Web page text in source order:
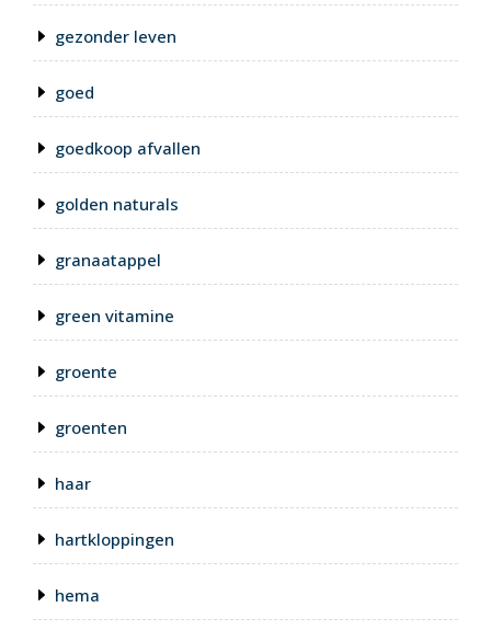
gezonder leven
goed
goedkoop afvallen
golden naturals
granaatappel
green vitamine
groente
groenten
haar
hartkloppingen
hema